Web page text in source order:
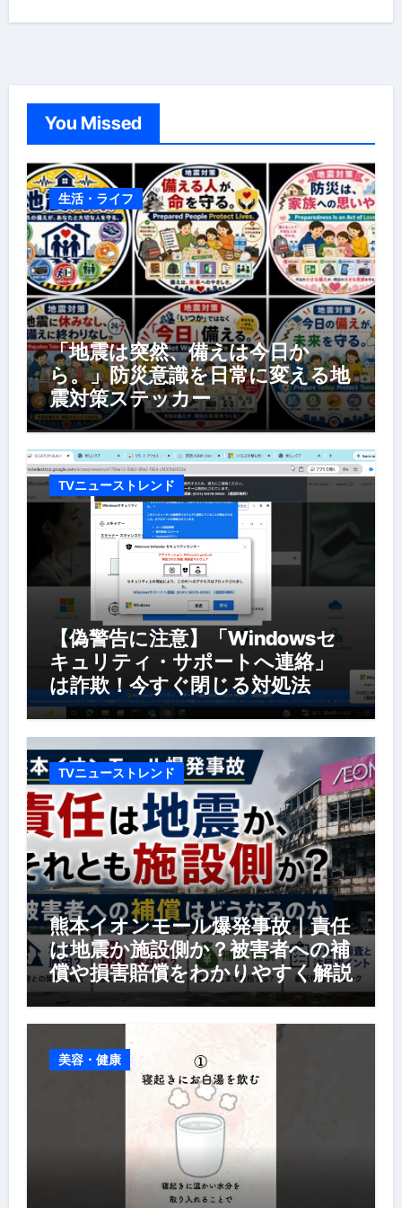
You Missed
生活・ライフ
「地震は突然、備えは今日か
ら。」防災意識を日常に変える地
震対策ステッカー
TVニューストレンド
【偽警告に注意】「Windowsセ
キュリティ・サポートへ連絡」
は詐欺！今すぐ閉じる対処法
TVニューストレンド
熊本イオンモール爆発事故｜責任
は地震か施設側か？被害者への補
償や損害賠償をわかりやすく解説
美容・健康